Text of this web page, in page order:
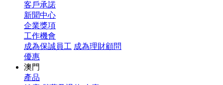
客戶承諾
新聞中心
企業獎項
工作機會
成為保誠員工 成為理財顧問
優惠
澳門
產品